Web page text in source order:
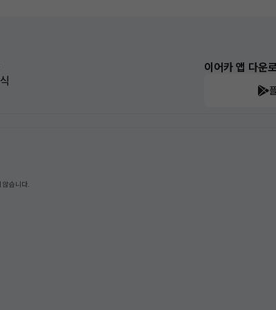
이어카 앱 다운
습니다.